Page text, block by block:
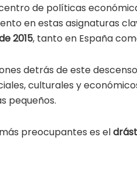
de políticas
en estas asignaturas
2015, tanto en España
detrás de este
culturales y
pequeños.
preocupantes es el